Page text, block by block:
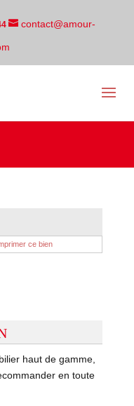
contact@amour-
ce bien
haut de gamme,
en toute